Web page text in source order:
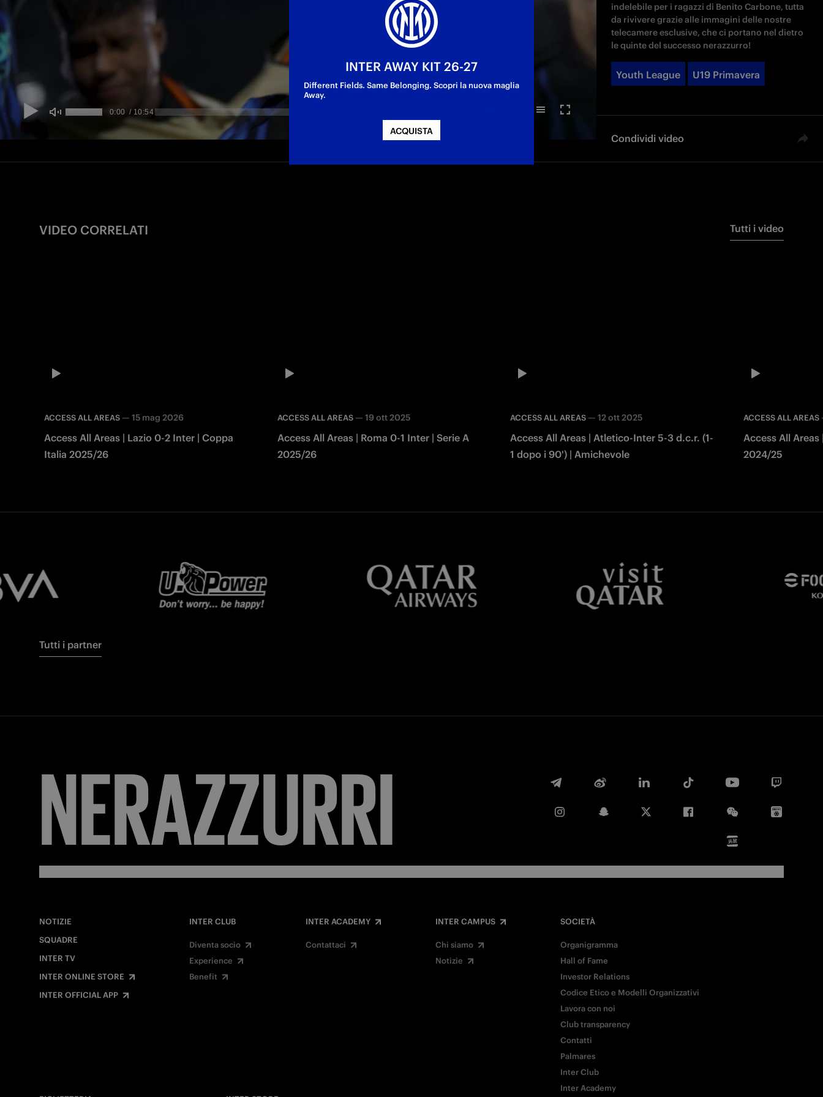
indelebile per i ragazzi di Benito Carbone, tutta
da rivivere grazie alle immagini delle nostre
telecamere esclusive, che ci portano nel dietro
le quinte del successo nerazzurro!
Youth League U19 Primavera
Condividi video
Facebook
VIDEO CORRELATI Tutti i video
ACCESS ALL AREAS — 15 mag 2026
Access All Areas | Lazio 0-2 Inter | Coppa
Italia 2025/26
ACCESS ALL AREAS— 19 ott 2025
Access All Areas | Roma 0-1 Inter | Serie A
2025/26
ACCESS ALL AREAS —12 ott 2025
Access All Areas | Atletico-Inter 5-3 d.c.r. (1-
1 dopo i 90') | Amichevole
ACCESS ALL AREAS
Access All
2024/25
Tutti i partner
FORZA
NOTIZIE
SQUADRE
INTER TV
INTER ONLINE STORE
INTER OFFICIAL APP
INTER CLUB
Diventa socio
Experience
Benefit
INTER ACADEMY
Contattaci
INTER CAMPUS
Chi siamo
Notizie
SOCIETÀ
Organigramma
Hall of Fame
Investor Relations
Codice Etico e Modelli Organizzativi
Lavora con noi
Club transparency
Contatti
Palmares
Inter Club
Inter Academy
INTER AWAY KIT 26-27
Different Fields. Same Belonging. Scopri la nuova maglia
Away.
ACQUISTA